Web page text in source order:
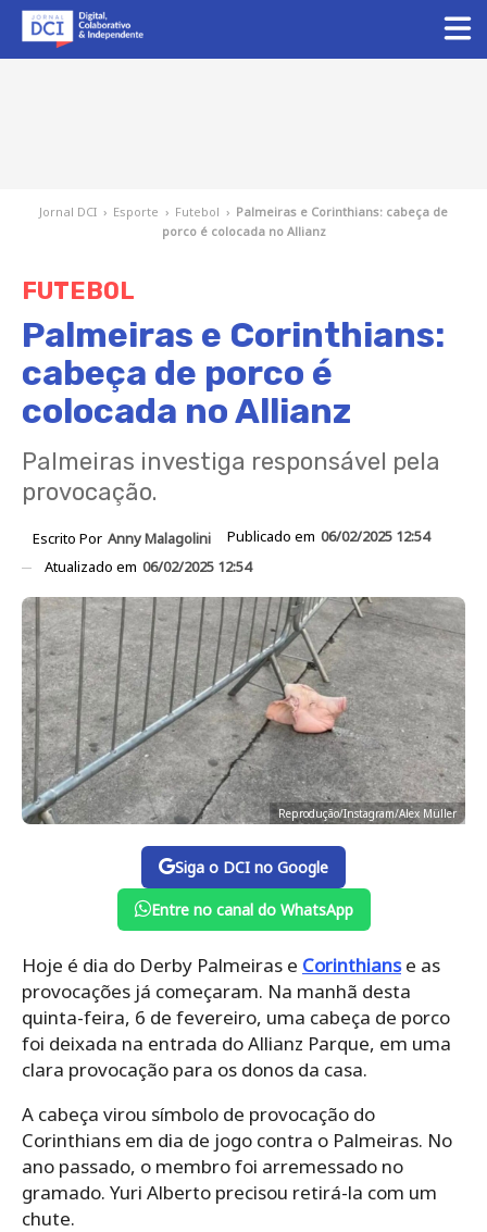
Jornal DCI › Esporte › Futebol › Palmeiras e Corinthians: cabeça de
porco é colocada no Allianz
FUTEBOL
Palmeiras e Corinthians:
cabeça de porco é
colocada no Allianz
Palmeiras investiga responsável pela
provocação.
Escrito Por Anny Malagolini Publicado em 06/02/2025 12:54
Atualizado em 06/02/2025 12:54
Reprodução/Instagram/Alex Müller
Siga o DCI no Google
Entre no canal do WhatsApp
Hoje é dia do Derby Palmeiras e Corinthianse as
provocações já começaram. Na manhã desta
quinta-feira, 6 de fevereiro, uma cabeça de porco
foi deixada na entrada do Allianz Parque, em uma
clara provocação para os donos da casa.
A cabeça virou símbolo de provocação do
Corinthians em dia de jogo contra o Palmeiras. No
ano passado, o membro foi arremessado no
gramado. Yuri Alberto precisou retirá-la com um
chute.